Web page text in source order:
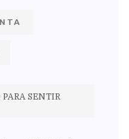
SENTIR